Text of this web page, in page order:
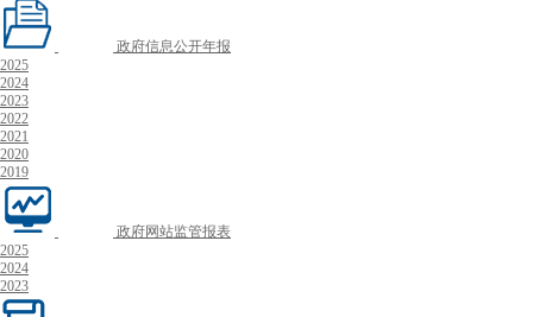
政府信息公开年报
2025
2024
2023
2022
2021
2020
2019
政府网站监管报表
2025
2024
2023